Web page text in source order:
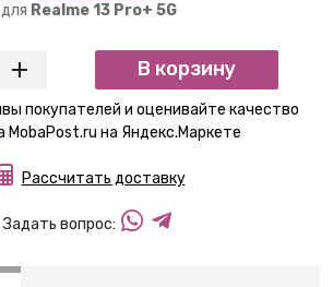
для Realme 13 Pro+ 5G
В корзину
Рассчитать доставку
Задать вопрос: